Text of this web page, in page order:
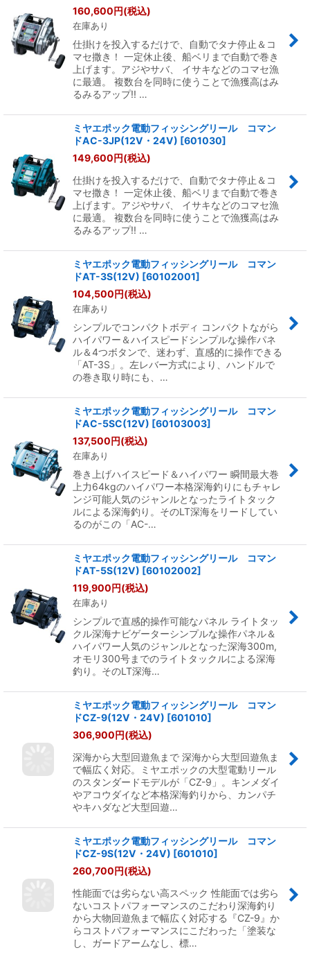
160,600円(税込)
在庫あり
仕掛けを投入するだけで、自動でタナ停止＆コ
マセ撒き！ 一定休止後、船ベリまで自動で巻き
上げます。アジやサバ、 イサキなどのコマセ漁
に最適。 複数台を同時に使うことで漁獲高はみ
るみるアップ!! …
ミヤエポック電動フィッシングリール コマン
ドAC-3JP(12V・24V) [601030]
149,600円(税込)
仕掛けを投入するだけで、自動でタナ停止＆コ
マセ撒き！ 一定休止後、船ベリまで自動で巻き
上げます。アジやサバ、 イサキなどのコマセ漁
に最適。 複数台を同時に使うことで漁獲高はみ
るみるアップ!! …
ミヤエポック電動フィッシングリール コマン
ドAT-3S(12V) [60102001]
104,500円(税込)
在庫あり
シンプルでコンパクトボディ コンパクトながら
ハイパワー＆ハイスピードシンプルな操作パネ
ル＆4つボタンで、迷わず、直感的に操作できる
「AT-3S」。左レバー方式により、ハンドルで
の巻き取り時にも、…
ミヤエポック電動フィッシングリール コマン
ドAC-5SC(12V) [60103003]
137,500円(税込)
在庫あり
巻き上げハイスピード＆ハイパワー 瞬間最大巻
上力64kgのハイパワー本格深海釣りにもチャレ
ンジ可能人気のジャンルとなったライトタック
ルによる深海釣り。そのLT深海をリードしてい
るのがこの「AC-…
ミヤエポック電動フィッシングリール コマン
ドAT-5S(12V) [60102002]
119,900円(税込)
在庫あり
シンプルで直感的操作可能なパネル ライトタッ
クル深海ナビゲーターシンプルな操作パネル＆
ハイパワー人気のジャンルとなった深海300m,
オモリ300号までのライトタックルによる深海
釣り。そのLT深海…
ミヤエポック電動フィッシングリール コマン
ドCZ-9(12V・24V) [601010]
306,900円(税込)
深海から大型回遊魚まで 深海から大型回遊魚ま
で幅広く対応。ミヤエポックの大型電動リール
のスタンダードモデルが「CZ-9」。キンメダイ
やアコウダイなど本格深海釣りから、カンパチ
やキハダなど大型回遊…
ミヤエポック電動フィッシングリール コマン
ドCZ-9S(12V・24V) [601010]
260,700円(税込)
性能面では劣らない高スペック 性能面では劣ら
ないコストパフォーマンスのこだわり深海釣り
から大物回遊魚まで幅広く対応する『CZ-9』か
らコストパフォーマンスにこだわった「塗装な
し、ガードアームなし、標…